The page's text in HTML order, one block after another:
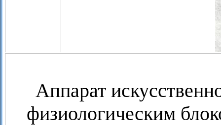
Аппарат
физиологическим